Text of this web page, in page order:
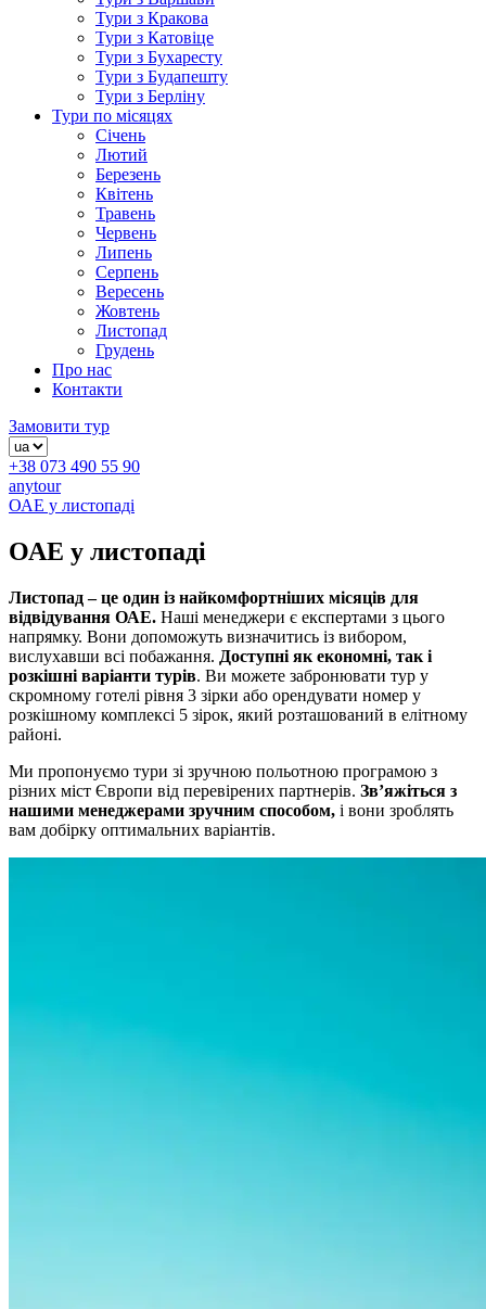
Тури з Кракова
Тури з Катовіце
Тури з Бухаресту
Тури з Будапешту
Тури з Берліну
Тури по місяцях
Січень
Лютий
Березень
Квітень
Травень
Червень
Липень
Серпень
Вересень
Жовтень
Листопад
Грудень
Про нас
Контакти
Замовити тур
+38 073 490 55 90
anytour
ОАЕ у листопаді
ОАЕ у листопаді
Листопад – це один із найкомфортніших місяців для
відвідування ОАЕ. Наші менеджери є експертами з цього
напрямку. Вони допоможуть визначитись із вибором,
вислухавши всі побажання. Доступні як економні, так і
розкішні варіанти турів. Ви можете забронювати тур у
скромному готелі рівня 3 зірки або орендувати номер у
розкішному комплексі 5 зірок, який розташований в елітному
районі.
Ми пропонуємо тури зі зручною польотною програмою з
різних міст Європи від перевірених партнерів. Зв’яжіться з
нашими менеджерами зручним способом, і вони зроблять
вам добірку оптимальних варіантів.